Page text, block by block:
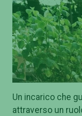
Un incarico che
attraverso un